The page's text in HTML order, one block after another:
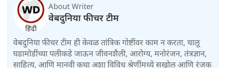
About Writer
वेबदुनिया फीचर टीम
वेबदुनिया फीचर टीम ही केवळ तांत्रिक गोष्टींवर काम न करता, चालू
घडामोडींच्या पलीकडे जाऊन जीवनशैली, आरोग्य, मनोरंजन, तंत्रज्ञान,
साहित्य, आणि मानवी कथा अशा विविध श्रेणींमध्ये सखोल आणि रंजक